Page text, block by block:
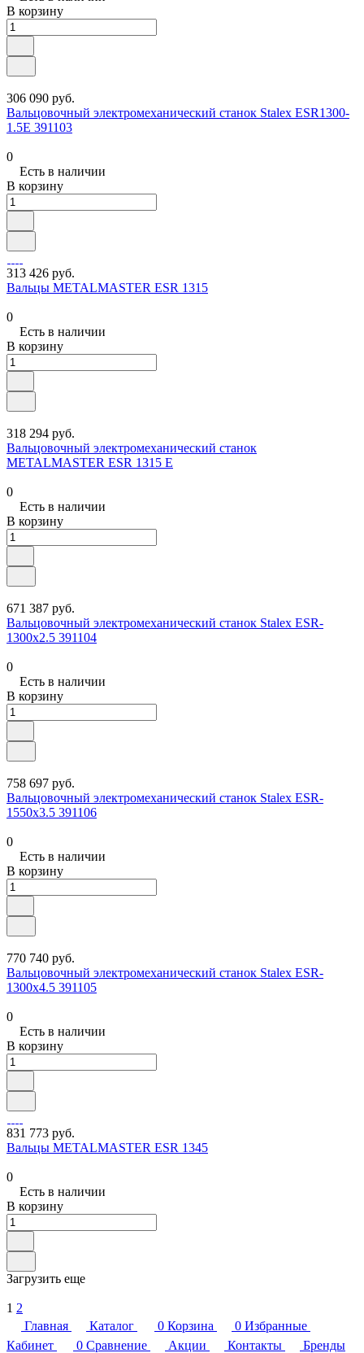
В корзину
306 090 руб.
Вальцовочный электромеханический станок Stalex ESR1300-
1.5E 391103
0
Есть в наличии
В корзину
313 426 руб.
Вальцы METALMASTER ESR 1315
0
Есть в наличии
В корзину
318 294 руб.
Вальцовочный электромеханический станок
METALMASTER ESR 1315 E
0
Есть в наличии
В корзину
671 387 руб.
Вальцовочный электромеханический станок Stalex ESR-
1300х2.5 391104
0
Есть в наличии
В корзину
758 697 руб.
Вальцовочный электромеханический станок Stalex ESR-
1550х3.5 391106
0
Есть в наличии
В корзину
770 740 руб.
Вальцовочный электромеханический станок Stalex ESR-
1300х4.5 391105
0
Есть в наличии
В корзину
831 773 руб.
Вальцы METALMASTER ESR 1345
0
Есть в наличии
В корзину
Загрузить еще
1 2
Главная
Каталог 0 Корзина 0 Избранные
Кабинет
0 Сравнение Акции Контакты
Бренды